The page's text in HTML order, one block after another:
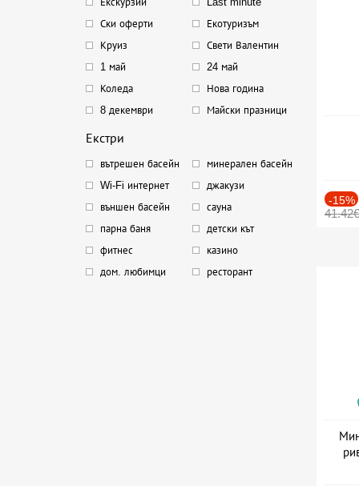
Ски оферти
Екотуризъм
Круиз
Свети Валентин
1 май
24 май
Коледа
Нова година
8 декември
Майски празници
Екстри
вътрешен басейн
минерален басейн
Wi-Fi интернет
джакузи
външен басейн
сауна
парна баня
детски кът
фитнес
казино
дом. любимци
ресторант
-15%
41.42€